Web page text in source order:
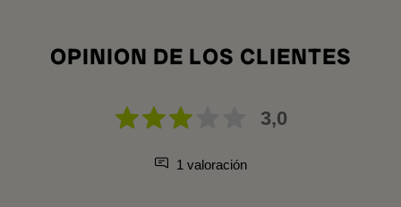
OPINION DE LOS CLIENTES
3,0
1 valoración